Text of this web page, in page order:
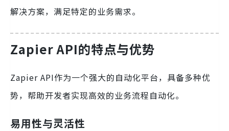
解决方案，满足特定的业务需求。
Zapier API的特点与优势
Zapier API作为一个强大的自动化平台，具备多种优
势，帮助开发者实现高效的业务流程自动化。
易用性与灵活性